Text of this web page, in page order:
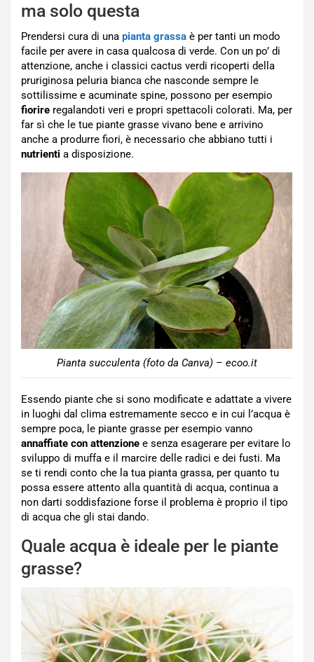
ma solo questa
Prendersi cura di una pianta grassa è per tanti un modo
facile per avere in casa qualcosa di verde. Con un po’ di
attenzione, anche i classici cactus verdi ricoperti della
pruriginosa peluria bianca che nasconde sempre le
sottilissime e acuminate spine, possono per esempio
fiorire regalandoti veri e propri spettacoli colorati. Ma, per
far sì che le tue piante grasse vivano bene e arrivino
anche a produrre fiori, è necessario che abbiano tutti i
nutrienti a disposizione.
Pianta succulenta (foto da Canva) – ecoo.it
Essendo piante che si sono modificate e adattate a vivere
in luoghi dal clima estremamente secco e in cui l’acqua è
sempre poca, le piante grasse per esempio vanno
annaffiate con attenzione e senza esagerare per evitare lo
sviluppo di muffa e il marcire delle radici e dei fusti. Ma
se ti rendi conto che la tua pianta grassa, per quanto tu
possa essere attento alla quantità di acqua, continua a
non darti soddisfazione forse il problema è proprio il tipo
di acqua che gli stai dando.
Quale acqua è ideale per le piante
grasse?